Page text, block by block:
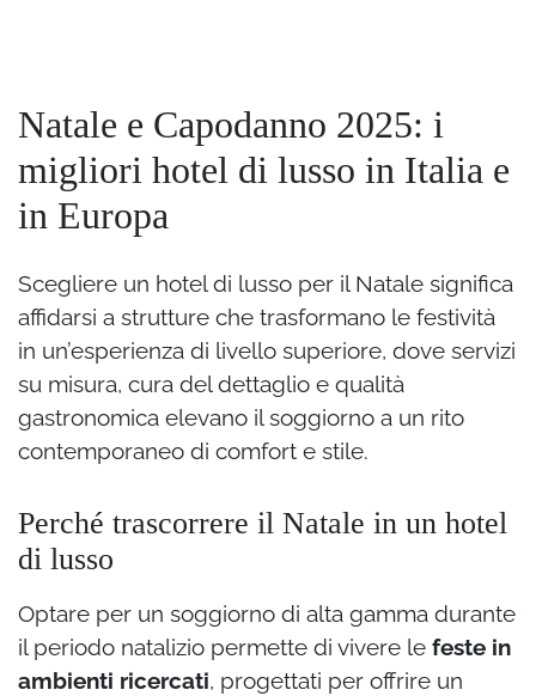
Natale e Capodanno 2025: i
migliori hotel di lusso in Italia e
in Europa
Scegliere un hotel di lusso per il Natale significa
affidarsi a strutture che trasformano le festività
in un’esperienza di livello superiore, dove servizi
su misura, cura del dettaglio e qualità
gastronomica elevano il soggiorno a un rito
contemporaneo di comfort e stile.
Perché trascorrere il Natale in un hotel
di lusso
Optare per un soggiorno di alta gamma durante
il periodo natalizio permette di vivere le feste in
ambienti ricercati, progettati per offrire un